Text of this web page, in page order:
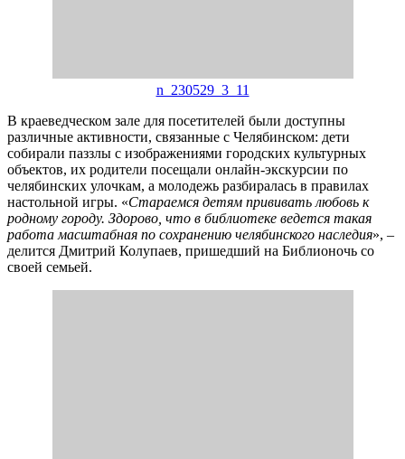
n_230529_3_11
В краеведческом зале для посетителей были доступны
различные активности, связанные с Челябинском: дети
собирали паззлы с изображениями городских культурных
объектов, их родители посещали онлайн-экскурсии по
челябинских улочкам, а молодежь разбиралась в правилах
настольной игры. «Стараемся детям прививать любовь к
родному городу. Здорово, что в библиотеке ведется такая
работа масштабная по сохранению челябинского наследия», –
делится Дмитрий Колупаев, пришедший на Библионочь со
своей семьей.